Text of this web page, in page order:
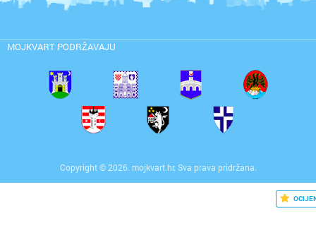
MOJKVART PODRŽAVAJU
Copyright © 2026. mojkvart.hr. Sva prava pridržana.